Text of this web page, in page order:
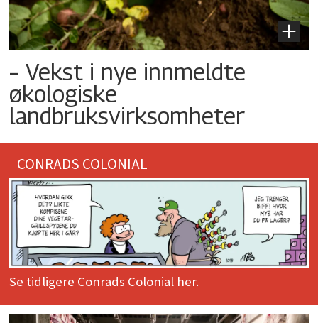
– Vekst i nye innmeldte
økologiske
landbruksvirksomheter
CONRADS COLONIAL
Se tidligere Conrads Colonial her.